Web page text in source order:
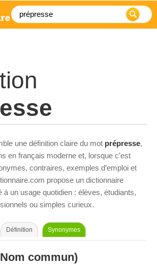
une définition claire du mot prépresse,
en français moderne et, lorsque c’est
contraires, exemples d’emploi et
propose un dictionnaire
à un usage quotidien : élèves, étudiants,
ou simples curieux.
Définition Synonymes
commun)